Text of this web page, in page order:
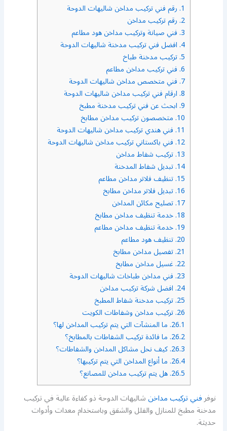
1. رقم فني تركيب مداخن شاليهات الدوحة
2. رقم تركيب مداخن
3. فني صيانة وتركيب مداخن هود مطاعم
4. افضل فني تركيب مدخنة شاليهات الدوحة
5. تركيب مدخنة طباخ
6. فني تركيب مداخن مطاعم
7. فني متخصص مداخن شاليهات الدوحة
8. ارقام فني تركيب مداخن شاليهات الدوحة
9. ابحث عن فني تركيب مدخنة مطبخ
10. متخصصون تركيب مداخن مطابخ
11. فني هندي تركيب مداخن شاليهات الدوحة
12. فني باكستاني تركيب مداخن شاليهات الدوحة
13. تركيب شفاط مداخن
14. تبديل شفاط المدخنة
15. تنظيف فلاتر مداخن مطاعم
16. تبديل فلاتر مداخن مطابخ
17. تصليح مكائن المداخن
18. خدمة تنظيف مداخن مطابخ
19. خدمة تنظيف مداخن مطاعم
20. تنظيف هود مطاعم
21. تفصيل مداخن مطابخ
22. غسيل مداخن مطابخ
23. فني مداخن طباخات شاليهات الدوحة
24. افضل شركة تركيب مداخن
25. تركيب مدخنة شفاط المطبخ
26. تركيب مداخن وشفاطات الكويت
26.1. ما المنشآت التي يتم تركيب المداخن لها؟
26.2. ما فائدة تركيب الشفاطات بالمطابخ؟
26.3. كيف نحل مشاكل المداخن والشفاطات؟
26.4. ما أنواع المداخن التي يتم تركيبها؟
26.5. هل يتم تركيب مداخن للمصانع؟
نوفرفني تركيب مداخنشاليهات الدوحة ذو كفاءة عالية في تركيب
مدخنة مطبخ للمنازل والفلل والشقق وباستخدام معدات وأدوات
حديثة.